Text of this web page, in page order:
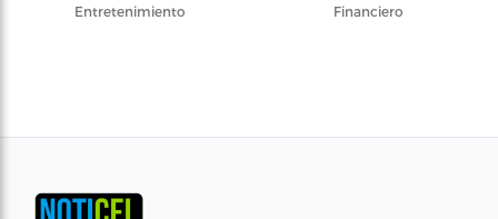
Entretenimiento
Financiero